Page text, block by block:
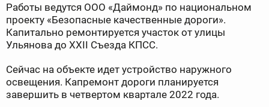
Работы ведутся ООО «Даймонд» по национальном
проекту «Безопасные качественные дороги».
Капитально ремонтируется участок от улицы
Ульянова до XXII Съезда КПСС.
Сейчас на объекте идет устройство наружного
освещения. Капремонт дороги планируется
завершить в четвертом квартале 2022 года.